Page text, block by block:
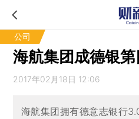
公司
海航集团成德银
2017年02月18日 12:06
海航集团拥有德意志银行